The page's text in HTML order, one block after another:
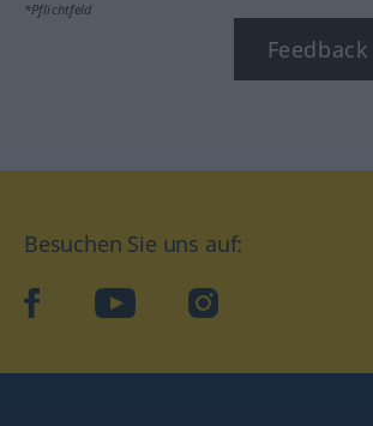
*Pflichtfeld
Besuchen Sie uns auf:
facebookYouTube Instagram